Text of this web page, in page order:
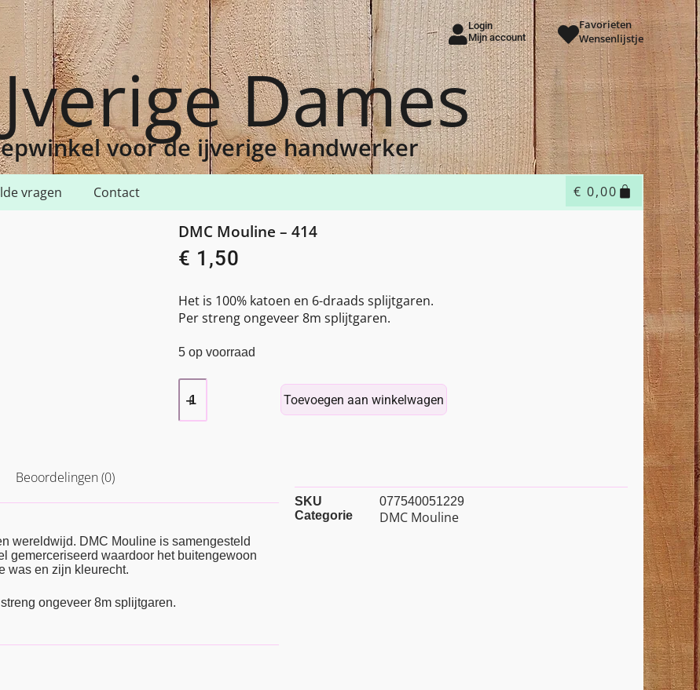
Login
Mijn account
Favorieten
Wensenlijstje
Dames
voor de ijverige handwerker
vragen Contact € 0,00
DMC Mouline – 414
€ 1,50
Het is 100% katoen en 6-draads splijtgaren.
Per streng ongeveer 8m splijtgaren.
5 op voorraad
Toevoegen aan winkelwagen
Beoordelingen (0)
wereldwijd. DMC Mouline is samengesteld
gemerceriseerd waardoor het buitengewoon
was en zijn kleurecht.
ongeveer 8m splijtgaren.
SKU
077540051229
Categorie
DMC Mouline